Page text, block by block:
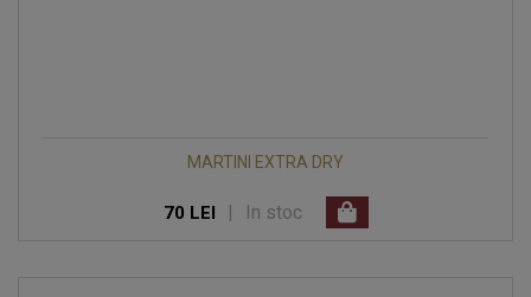
MARTINI EXTRA DRY
70 LEI In stoc